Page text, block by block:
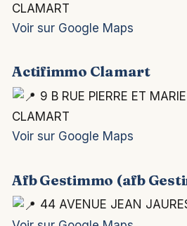
CLAMART
Voir sur Google Maps
Actifimmo Clamart
9 B RUE PIERRE ET
CLAMART
Voir sur Google Maps
Afb Gestimmo (afb
44 AVENUE JEAN